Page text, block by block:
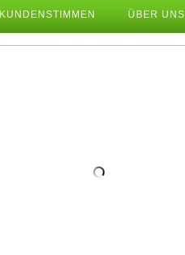
KUNDENSTIMMEN ÜBER UNS